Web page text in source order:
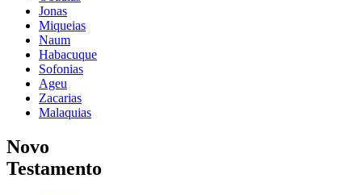
Jonas
Miqueias
Naum
Habacuque
Sofonias
Ageu
Zacarias
Malaquias
Novo
Testamento